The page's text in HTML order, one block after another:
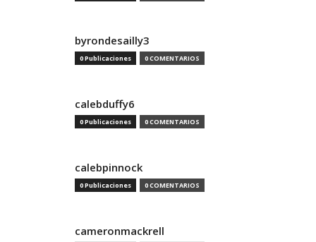
byrondesailly3
0 Publicaciones 0 COMENTARIOS
calebduffy6
0 Publicaciones 0 COMENTARIOS
calebpinnock
0 Publicaciones 0 COMENTARIOS
cameronmackrell